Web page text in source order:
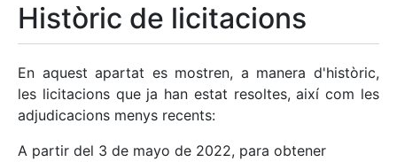
Mostra/Amaga
Històric de licitacions
En aquest apartat es mostren, a manera d'històric,
les licitacions que ja han estat resoltes, així com les
adjudicacions menys recents:
A partir del 3 de mayo de 2022, para obtener